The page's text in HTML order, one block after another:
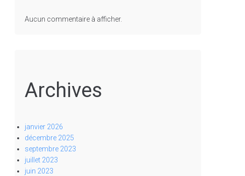
Aucun commentaire à afficher.
Archives
janvier 2026
décembre 2025
septembre 2023
juillet 2023
juin 2023